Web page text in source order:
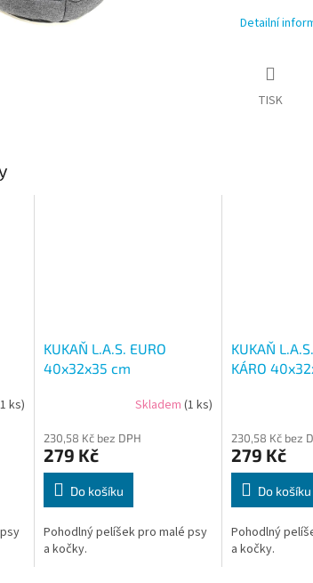
Detailní
TISK
ks)
KUKAŇ L.A.S. EURO
40x32x35 cm
Skladem (1 ks)
230,58 Kč bez DPH
279 Kč
Do košíku
Pohodlný pelíšek pro malé psy
a kočky.
KUKAŇ
KÁRO
230,58 Kč bez
279 Kč
Do košíku
Pohodlný
a kočky.